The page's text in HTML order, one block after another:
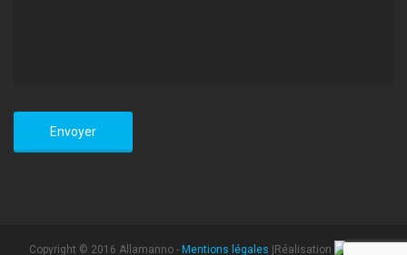
Copyright © 2016 Allamanno - Mentions légales |Réalisation